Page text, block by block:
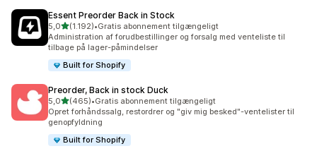
Essent Preorder Back in Stock
5,0ud af 5 stjerner
(1.192)
1192 anmeldelser i alt
•Gratis abonnement tilgængeligt
Administration af forudbestillinger og forsalg med venteliste til
tilbage på lager-påmindelser
Built for Shopify
Preorder, Back in stock Duck
5,0ud af 5 stjerner
(465)
465 anmeldelser i alt
•Gratis abonnement tilgængeligt
Opret forhåndssalg, restordrer og "giv mig besked"-ventelister til
genopfyldning
Built for Shopify